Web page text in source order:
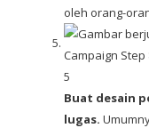
oleh orang-
5
Buat desain
lugas.